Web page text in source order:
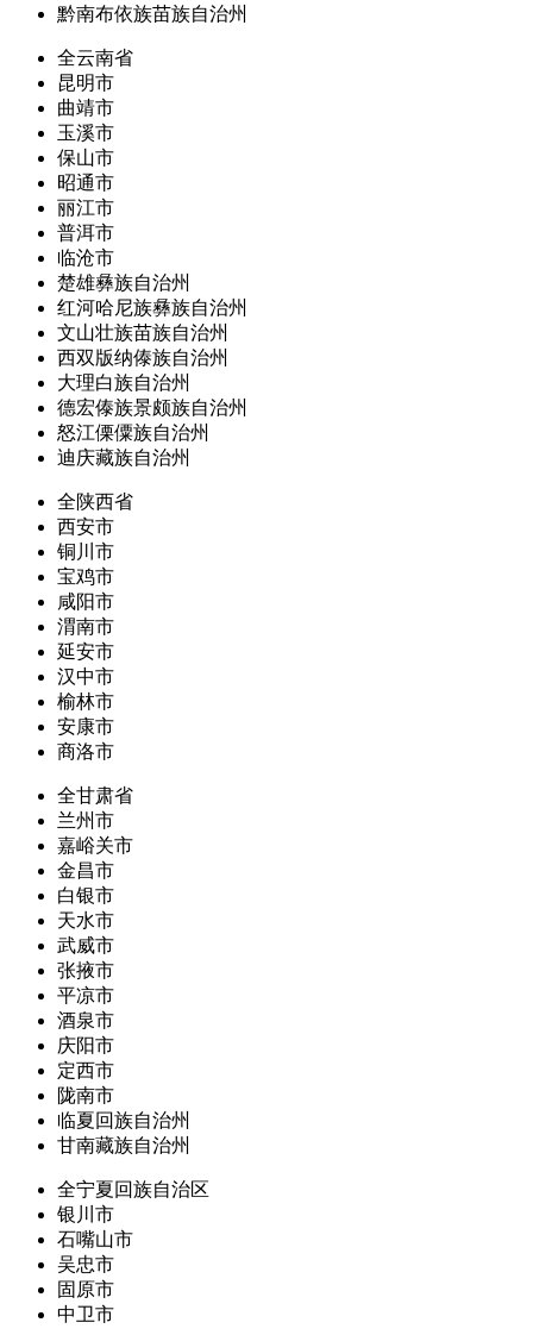
黔南布依族苗族自治州
全云南省
昆明市
曲靖市
玉溪市
保山市
昭通市
丽江市
普洱市
临沧市
楚雄彝族自治州
红河哈尼族彝族自治州
文山壮族苗族自治州
西双版纳傣族自治州
大理白族自治州
德宏傣族景颇族自治州
怒江傈僳族自治州
迪庆藏族自治州
全陕西省
西安市
铜川市
宝鸡市
咸阳市
渭南市
延安市
汉中市
榆林市
安康市
商洛市
全甘肃省
兰州市
嘉峪关市
金昌市
白银市
天水市
武威市
张掖市
平凉市
酒泉市
庆阳市
定西市
陇南市
临夏回族自治州
甘南藏族自治州
全宁夏回族自治区
银川市
石嘴山市
吴忠市
固原市
中卫市